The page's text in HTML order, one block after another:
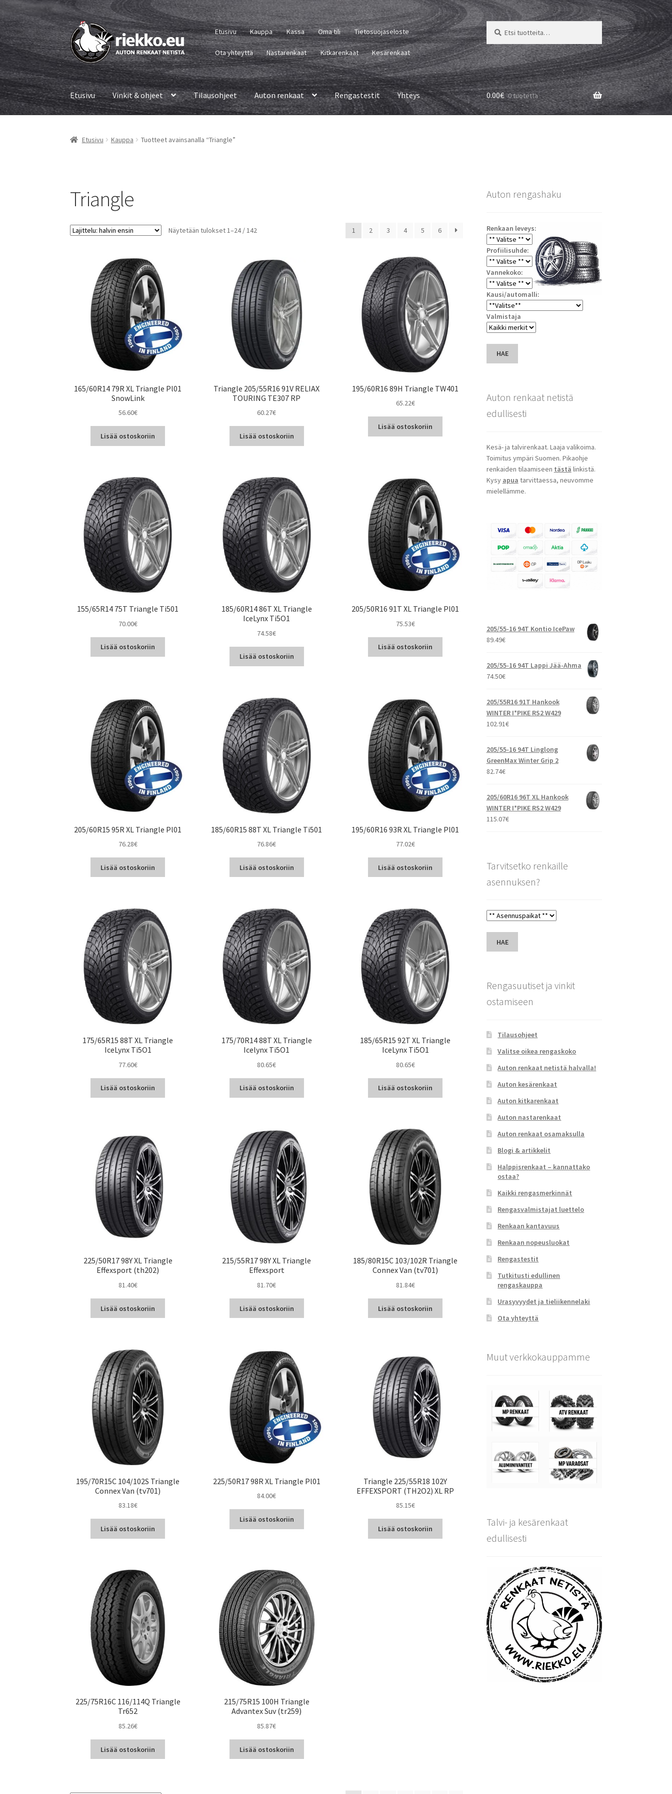
Siirry
navigointiin
Siirry
sisältöön
Etusivu Kauppa Kassa Oma tili Tietosuojaseloste
Ota yhteyttä Nastarenkaat Kitkarenkaat Kesärenkaat
Etsi:
Haku
Etusivu Vinkit & ohjeet Tilausohjeet Auton renkaat Rengastestit Yhteys 0.00€ 0 tuotetta
Etusivu Kauppa Tuotteet avainsanalla “Triangle”
Triangle
Näytetään tulokset 1–24 / 142 1 2 3 4 5 6
165/60R14 79R XL Triangle Pl01
SnowLink
56.60€
Lisää ostoskoriin
Triangle 205/55R16 91V RELIAX
TOURING TE307 RP
60.27€
Lisää ostoskoriin
195/60R16 89H Triangle TW401
65.22€
Lisää ostoskoriin
155/65R14 75T Triangle Ti501
70.00€
Lisää ostoskoriin
185/60R14 86T XL Triangle
IceLynx Ti5O1
74.58€
Lisää ostoskoriin
205/50R16 91T XL Triangle Pl01
75.53€
Lisää ostoskoriin
205/60R15 95R XL Triangle Pl01
76.28€
Lisää ostoskoriin
185/60R15 88T XL Triangle Ti501
76.86€
Lisää ostoskoriin
195/60R16 93R XL Triangle Pl01
77.02€
Lisää ostoskoriin
175/65R15 88T XL Triangle
IceLynx Ti5O1
77.60€
Lisää ostoskoriin
175/70R14 88T XL Triangle
Icelynx Ti5O1
80.65€
Lisää ostoskoriin
185/65R15 92T XL Triangle
IceLynx Ti5O1
80.65€
Lisää ostoskoriin
225/50R17 98Y XL Triangle
Effexsport (th202)
81.40€
Lisää ostoskoriin
215/55R17 98Y XL Triangle
Effexsport
81.70€
Lisää ostoskoriin
185/80R15C 103/102R Triangle
Connex Van (tv701)
81.84€
Lisää ostoskoriin
195/70R15C 104/102S Triangle
Connex Van (tv701)
83.18€
Lisää ostoskoriin
225/50R17 98R XL Triangle Pl01
84.00€
Lisää ostoskoriin
Triangle 225/55R18 102Y
EFFEXSPORT (TH2O2) XL RP
85.15€
Lisää ostoskoriin
225/75R16C 116/114Q Triangle
Tr652
85.26€
Lisää ostoskoriin
215/75R15 100H Triangle
Advantex Suv (tr259)
85.87€
Lisää ostoskoriin
Auton rengashaku
Renkaan leveys:
Profiilisuhde:
Vannekoko:
Kausi/automalli:
Valmistaja
HAE
Auton renkaat netistä
edullisesti
Kesä- ja talvirenkaat. Laaja valikoima.
Toimitus ympäri Suomen. Pikaohje
renkaiden tilaamiseen tästä linkistä.
Kysy apua tarvittaessa, neuvomme
mielellämme.
205/55-16 94T Kontio IcePaw
89.49€
205/55-16 94T Lappi Jää-Ahma
74.50€
205/55R16 91T Hankook
WINTER I*PIKE RS2 W429
102.91€
205/55-16 94T Linglong
GreenMax Winter Grip 2
82.74€
205/60R16 96T XL Hankook
WINTER I*PIKE RS2 W429
115.07€
Tarvitsetko renkaille
asennuksen?
HAE
Rengasuutiset ja vinkit
ostamiseen
Tilausohjeet
Valitse oikea rengaskoko
Auton renkaat netistä halvalla!
Auton kesärenkaat
Auton kitkarenkaat
Auton nastarenkaat
Auton renkaat osamaksulla
Blogi & artikkelit
Halppisrenkaat – kannattako
ostaa?
Kaikki rengasmerkinnät
Rengasvalmistajat luettelo
Renkaan kantavuus
Renkaan nopeusluokat
Rengastestit
Tutkitusti edullinen
rengaskauppa
Urasyvyydet ja tieliikennelaki
Ota yhteyttä
Muut verkkokauppamme
Talvi- ja kesärenkaat
edullisesti